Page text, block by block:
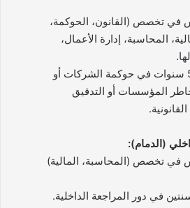
في تخصص (القانون، الحوكمة،
المحاسبة، إدارة الأعمال،
– خبرة لا تقل عن 5 سنوات في حوكمة الشركات أو
المؤسسات أو التدقيق
في تخصص (المحاسبة، المالية)
في دور المراجعة الداخلية.